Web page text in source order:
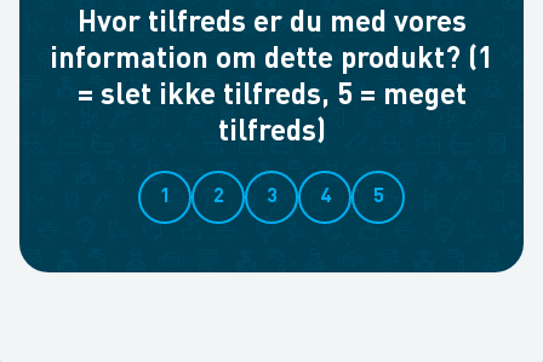
Hvor tilfreds er du med vores
information om dette produkt? (1
= slet ikke tilfreds, 5 = meget
tilfreds)
1 2 3 4 5